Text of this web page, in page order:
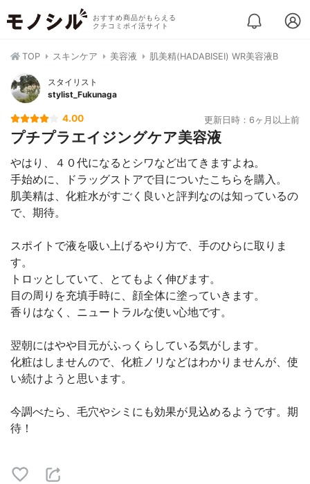
おすすめ商品がもらえる
クチコミポイ活サイト
TOP スキンケア 美容液 肌美精(HADABISEI) WR美容液B
スタイリスト
stylist_Fukunaga
4.00 更新日時：6ヶ月以上前
プチプラエイジングケア美容液
やはり、４０代になるとシワなど出てきますよね。
手始めに、ドラッグストアで目についたこちらを購入。
肌美精は、化粧水がすごく良いと評判なのは知っているの
で、期待。
スポイトで液を吸い上げるやり方で、手のひらに取りま
す。
トロッとしていて、とてもよく伸びます。
目の周りを充填手時に、顔全体に塗っていきます。
香りはなく、ニュートラルな使い心地です。
翌朝にはやや目元がふっくらしている気がします。
化粧はしませんので、化粧ノリなどはわかりませんが、使
い続けようと思います。
今調べたら、毛穴やシミにも効果が見込めるようです。期
待！